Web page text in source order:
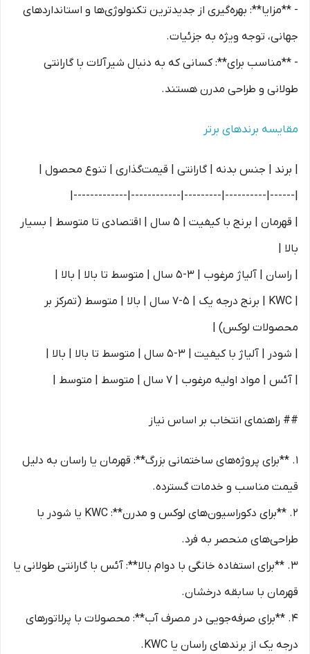
- **مزایا**: بهره‌گیری از جدیدترین تکنولوژی‌ها و استانداردهای
جهانی، توجه ویژه به جزئیات.
- **مناسب برای**: کسانی که به دنبال شیرآلات با گارانتی
طولانی و طراحی مدرن هستند.
مقایسه برندهای برتر
| برند | جنس بدنه | گارانتی | قیمت‌گذاری | تنوع محصول |
|------|----------|---------|------------|-------------|
| قهرمان | برنج با کیفیت | 5 سال | اقتصادی تا متوسط | بسیار
بالا |
| راسان | آلیاژ مرغوب | 3-5 سال | متوسط تا بالا | بالا |
| KWC | برنج درجه یک | 5-7 سال | بالا | متوسط (تمرکز بر
محصولات لوکس) |
| شودر | آلیاژ با کیفیت | 3-5 سال | متوسط تا بالا | بالا |
| آئس | مواد اولیه مرغوب | 7 سال | متوسط | متوسط |
## راهنمای انتخاب بر اساس نیاز
1. **برای پروژه‌های ساختمانی بزرگ**: قهرمان یا راسان به دلیل
قیمت مناسب و خدمات گسترده.
2. **برای دکوراسیون‌های لوکس و مدرن**: KWC یا شودر با
طراحی‌های منحصر به فرد.
3. **برای استفاده خانگی با دوام بالا**: آئس با گارانتی طولانی یا
قهرمان با سابقه درخشان.
4. **برای صرفه‌جویی در مصرف آب**: محصولات با پرلاتورهای
درجه یک از برندهای راسان یا KWC.